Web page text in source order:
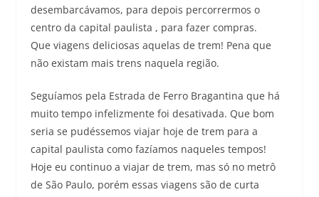
desembarcávamos, para depois percorrermos o
centro da capital paulista , para fazer compras.
Que viagens deliciosas aquelas de trem! Pena que
não existam mais trens naquela região.
Seguíamos pela Estrada de Ferro Bragantina que há
muito tempo infelizmente foi desativada. Que bom
seria se pudéssemos viajar hoje de trem para a
capital paulista como fazíamos naqueles tempos!
Hoje eu continuo a viajar de trem, mas só no metrô
de São Paulo, porém essas viagens são de curta